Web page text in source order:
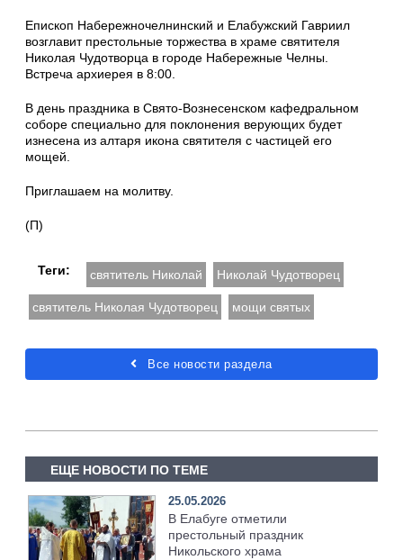
Епископ Набережночелнинский и Елабужский Гавриил
возглавит престольные торжества в храме святителя
Николая Чудотворца в городе Набережные Челны.
Встреча архиерея в 8:00.
В день праздника в Свято-Вознесенском кафедральном
соборе специально для поклонения верующих будет
изнесена из алтаря икона святителя с частицей его
мощей.
Приглашаем на молитву.
(П)
Теги: святитель Николай Николай Чудотворец
святитель Николая Чудотворец мощи святых
Все новости раздела
ЕЩЕ НОВОСТИ ПО ТЕМЕ
25.05.2026
В Елабуге отметили
престольный праздник
Никольского храма